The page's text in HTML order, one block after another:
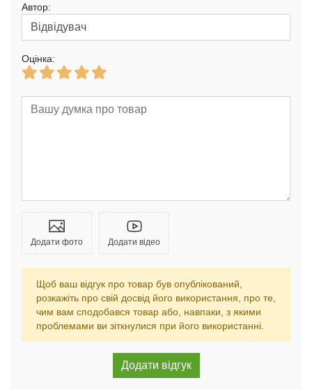
Автор:
Оцінка:
Додати фото Додати відео
Щоб ваш відгук про товар був опублікований,
розкажіть про свій досвід його використання, про те,
чим вам сподобався товар або, навпаки, з якими
проблемами ви зіткнулися при його використанні.